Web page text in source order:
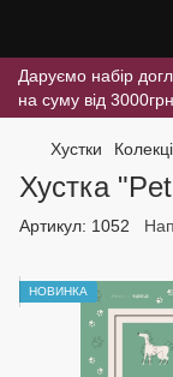
Даруємо набір
на суму від 3000грн
Хустки
Хустка
Артикул: 1052
НОВИНКА